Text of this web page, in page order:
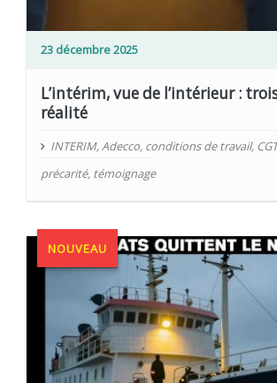
23 décembre 2025
L’intérim, vue de l’intérieur :
réalité
INTERIM,Adecco, conditions de travail,
précarité, témoignage
NOUVEAU